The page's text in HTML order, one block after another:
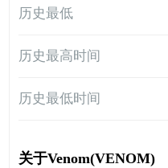
历史最低
历史最高时间
历史最低时间
关于Venom(VENOM)